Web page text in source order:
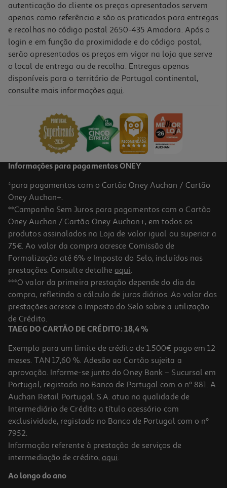
autenticação do cliente os preços apresentados servem
apenas como referência e são os praticados para entregas
e recolhas no código postal 2650-435 Amadora. Após o
login e em função da proximidade e do código postal,
serão apresentados os preços em vigor na loja que serve
o local de entrega ou de recolha. Entregas apenas
disponíveis para o território de Portugal continental,
consulte mais informações aqui.
Informações para pagamentos ONEY
*para pagamentos com o Cartão Oney Auchan / Cartão
Oney Auchan+.
**Campanha Sem Juros para pagamentos com o Cartão
Oney Auchan / Cartão Oney Auchan+, em todos os
produtos assinalados na Loja de valor igual ou superior a
75€. Ao valor da compra acresce Comissão de
Formalização até 6% e Imposto do Selo, incluídos nas
prestações. Consulte detalhe aqui.
***O valor da primeira prestação depende do dia da
compra, refletindo o cálculo de juros diários. Ao valor das
prestações acresce o Imposto do Selo sobre a utilização
de Crédito.
TAEG DO CARTÃO DE CRÉDITO: 18,4 %
Exemplo para um limite de crédito de 1.500€ pago em 12
meses. TAN 17,60 %. Adesão ao Cartão sujeita a
aprovação. Informe-se junto do Oney Bank – Sucursal em
Portugal, registado no Banco de Portugal com o nº 881. A
Auchan Retail Portugal, S.A. atua na qualidade de
Intermediário de Crédito a título acessório com
exclusividade, registado no Banco de Portugal com o nº
7952.
Informação referente à prestação de serviços de
intermediação de crédito, aqui.
Ao longo do ano